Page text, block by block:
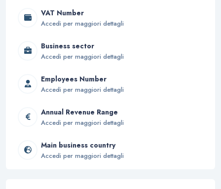
VAT Number
Accedi per maggiori dettagli
Business sector
Accedi per maggiori dettagli
Employees Number
Accedi per maggiori dettagli
Annual Revenue Range
Accedi per maggiori dettagli
Main business country
Accedi per maggiori dettagli